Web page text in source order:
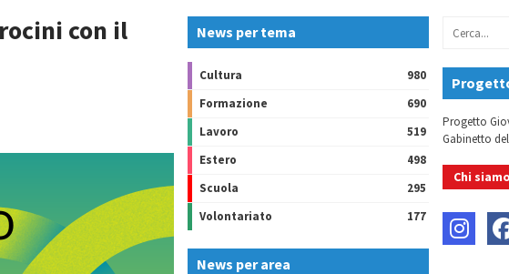
con il
News per tema
Cultura
980
Formazione
690
Lavoro
519
Estero
498
Scuola
295
Volontariato
177
News per area
Progetto
Gabinetto
Chi